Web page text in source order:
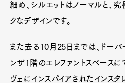
細め、シルエットはノーマルと、
クなデザインです。
また去る10月25日までは、ドーバ
ンザ1階のエレファントスペースに
ヴェにインスパイアされたインス